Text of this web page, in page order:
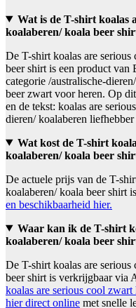
Wat is de T-shirt koalas
koalaberen/ koala beer
De T-shirt koalas are
beer shirt is een product
categorie /australische-
beer zwart voor heren. Op
en de tekst: koalas are
dieren/ koalaberen
Wat kost de T-shirt
koalaberen/ koala beer
De actuele prijs van de T-
koalaberen/ koala beer shirt is
en beschikbaarheid hier.
Waar kan ik de T-shirt
koalaberen/ koala beer
De T-shirt koalas are
beer shirt is verkrijgbaar via
koalas are serious cool
hier direct online met snelle